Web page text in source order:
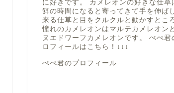
に好きです。 カメレオンの好きな仕草
餌の時間になると寄ってきて手を伸ば
来る仕草と目をクルクルと動かすとこ
憧れのカメレオンはマルテカメレオン
ヌエドワーフカメレオンです。 ぺぺ君
ロフィールは こちら！ ↓↓↓
ぺぺ君のプロフィール